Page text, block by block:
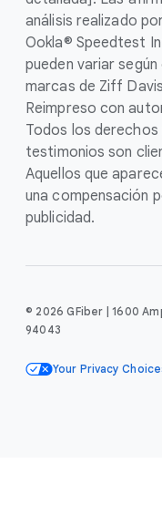
análisis realizado
Ookla® Speedtest
pueden variar
marcas de Ziff
Reimpreso con
Todos los
testimonios son
Aquellos que
una compensación
publicidad.
© 2026 GFiber | 1600
94043
Your Privacy